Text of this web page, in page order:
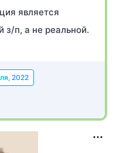
является
з/п, а не реальной.
2022